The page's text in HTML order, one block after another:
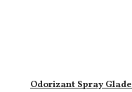
Odorizant Spray